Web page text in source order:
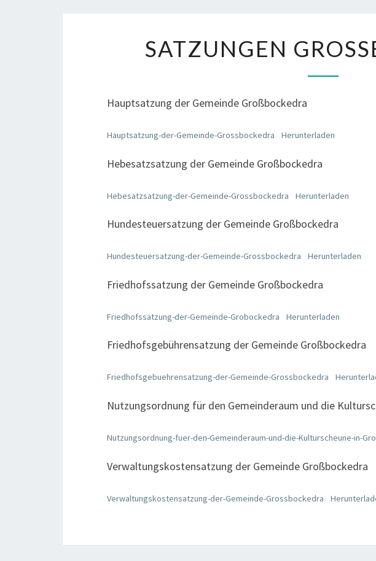
SATZUNGEN
Hauptsatzung der Gemeinde Großbockedra
Hauptsatzung-der-Gemeinde-Grossbockedra Herunterladen
Hebesatzsatzung der Gemeinde Großbockedra
Hebesatzsatzung-der-Gemeinde-Grossbockedra Herunterladen
Hundesteuersatzung der Gemeinde Großbockedra
Hundesteuersatzung-der-Gemeinde-Grossbockedra Herunterladen
Friedhofssatzung der Gemeinde Großbockedra
Friedhofssatzung-der-Gemeinde-Grobockedra Herunterladen
Friedhofsgebührensatzung der Gemeinde Großbockedra
Friedhofsgebuehrensatzung-der-Gemeinde-Grossbockedra
Nutzungsordnung für den Gemeinderaum und die
Nutzungsordnung-fuer-den-Gemeinderaum-und-die-Kulturscheune-in-
Verwaltungskostensatzung der Gemeinde Großbockedra
Verwaltungskostensatzung-der-Gemeinde-Grossbockedra